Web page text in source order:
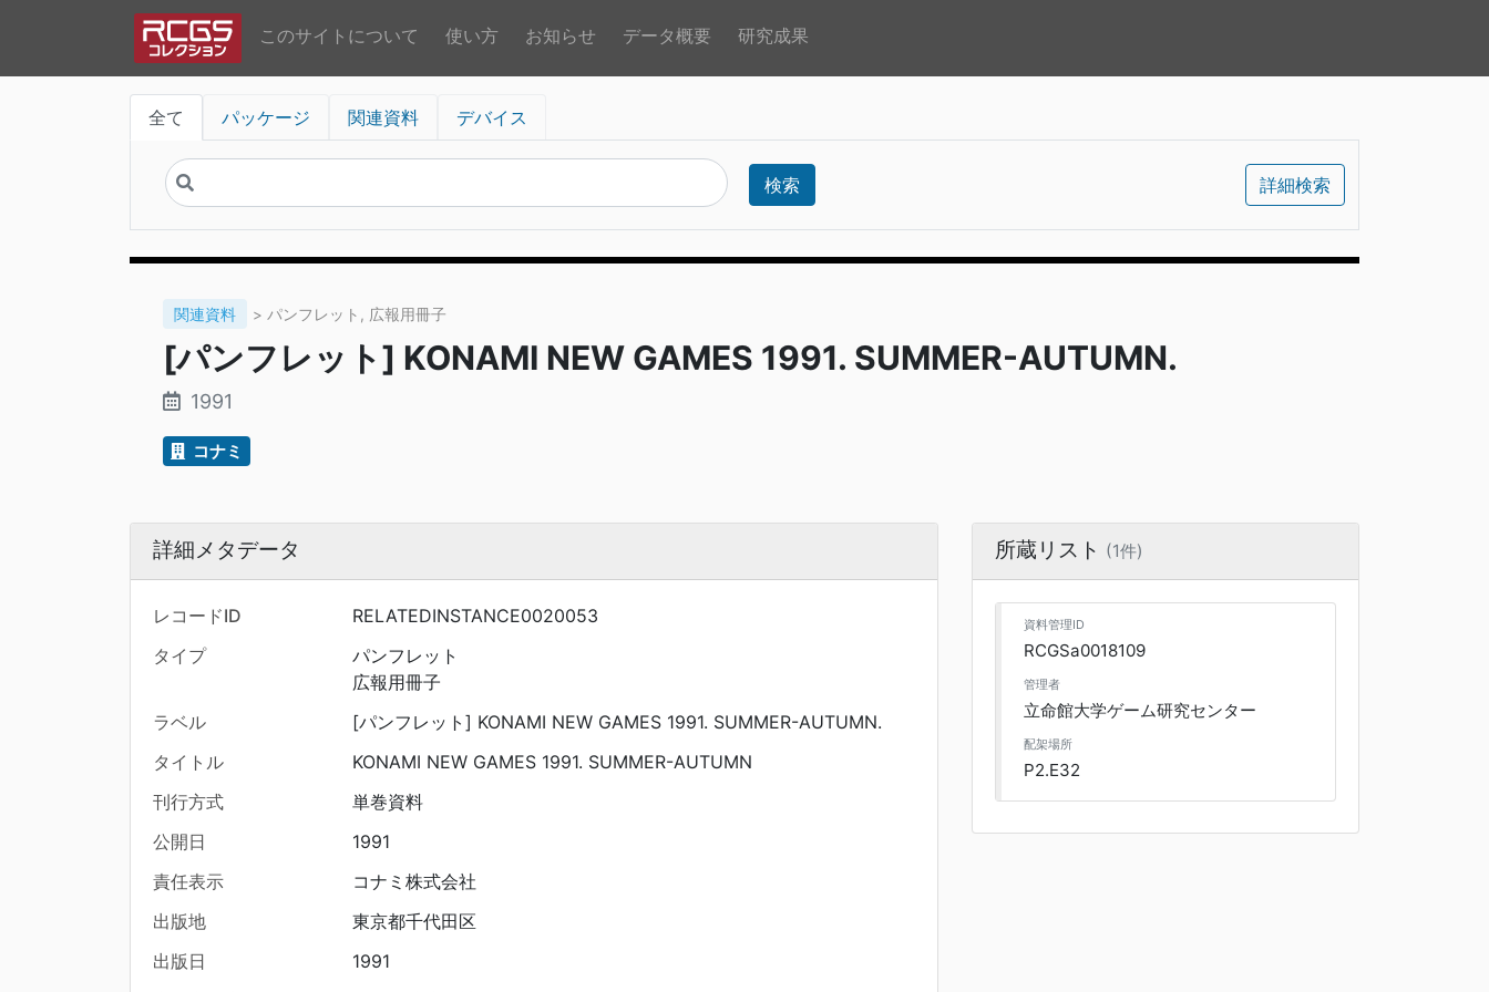
このサイトについて 使い方 お知らせ データ概要 研究成果
全て パッケージ 関連資料 デバイス
検索 詳細検索
関連資料 > パンフレット, 広報用冊子
[パンフレット] KONAMI NEW GAMES 1991. SUMMER-AUTUMN.
1991
コナミ
詳細メタデータ
レコードID
RELATEDINSTANCE0020053
タイプ
パンフレット
広報用冊子
ラベル
[パンフレット] KONAMI NEW GAMES 1991. SUMMER-AUTUMN.
タイトル
KONAMI NEW GAMES 1991. SUMMER-AUTUMN
刊行方式
単巻資料
公開日
1991
責任表示
コナミ株式会社
出版地
東京都千代田区
出版日
1991
所蔵リスト (1件)
資料管理ID
RCGSa0018109
管理者
立命館大学ゲーム研究センター
配架場所
P2.E32